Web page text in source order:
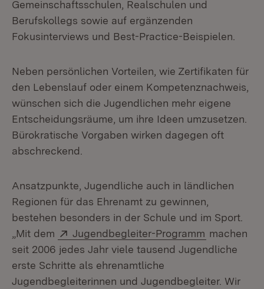
Gemeinschaftsschulen, Realschulen und
Berufskollegs sowie auf ergänzenden
Fokusinterviews und Best-Practice-Beispielen.
Neben persönlichen Vorteilen, wie Zertifikaten für
den Lebenslauf oder einem Kompetenznachweis,
wünschen sich die Jugendlichen mehr eigene
Entscheidungsräume, um ihre Ideen umzusetzen.
Bürokratische Vorgaben wirken dagegen oft
abschreckend.
Ansatzpunkte, Jugendliche auch in ländlichen
Regionen für das Ehrenamt zu gewinnen,
bestehen besonders in der Schule und im Sport.
„Mit dem
Extern:
Jugendbegleiter-Programm (Öffnet in
machen
seit 2006 jedes Jahr viele tausend Jugendliche
erste Schritte als ehrenamtliche
Jugendbegleiterinnen und Jugendbegleiter. Wir